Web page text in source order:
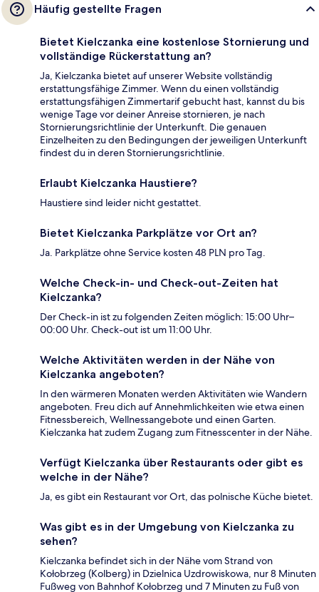
Häufig gestellte Fragen
Bietet Kielczanka eine kostenlose Stornierung und
vollständige Rückerstattung an?
Ja, Kielczanka bietet auf unserer Website vollständig
erstattungsfähige Zimmer. Wenn du einen vollständig
erstattungsfähigen Zimmertarif gebucht hast, kannst du bis
wenige Tage vor deiner Anreise stornieren, je nach
Stornierungsrichtlinie der Unterkunft. Die genauen
Einzelheiten zu den Bedingungen der jeweiligen Unterkunft
findest du in deren Stornierungsrichtlinie.
Erlaubt Kielczanka Haustiere?
Haustiere sind leider nicht gestattet.
Bietet Kielczanka Parkplätze vor Ort an?
Ja. Parkplätze ohne Service kosten 48 PLN pro Tag.
Welche Check-in- und Check-out-Zeiten hat
Kielczanka?
Der Check-in ist zu folgenden Zeiten möglich: 15:00 Uhr–
00:00 Uhr. Check-out ist um 11:00 Uhr.
Welche Aktivitäten werden in der Nähe von
Kielczanka angeboten?
In den wärmeren Monaten werden Aktivitäten wie Wandern
angeboten. Freu dich auf Annehmlichkeiten wie etwa einen
Fitnessbereich, Wellnessangebote und einen Garten.
Kielczanka hat zudem Zugang zum Fitnesscenter in der Nähe.
Verfügt Kielczanka über Restaurants oder gibt es
welche in der Nähe?
Ja, es gibt ein Restaurant vor Ort, das polnische Küche bietet.
Was gibt es in der Umgebung von Kielczanka zu
sehen?
Kielczanka befindet sich in der Nähe vom Strand von
Kołobrzeg (Kolberg) in Dzielnica Uzdrowiskowa, nur 8 Minuten
Fußweg von Bahnhof Kołobrzeg und 7 Minuten zu Fuß von